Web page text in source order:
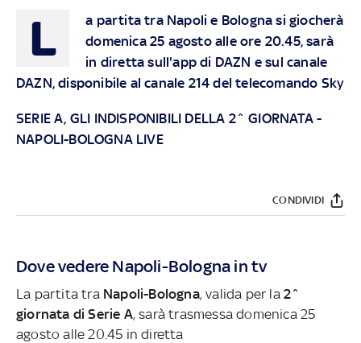
L
a partita tra Napoli e Bologna si giocherà
domenica 25 agosto alle ore 20.45, sarà
in diretta sull'app di DAZN e sul canale
DAZN, disponibile al canale 214 del telecomando Sky
SERIE A, GLI INDISPONIBILI DELLA 2^ GIORNATA-
NAPOLI-BOLOGNA LIVE
CONDIVIDI
Dove vedere Napoli-Bologna in tv
La partita tra Napoli-Bologna, valida per la2^
giornata di Serie A, sarà trasmessa domenica 25
agosto alle 20.45 in diretta